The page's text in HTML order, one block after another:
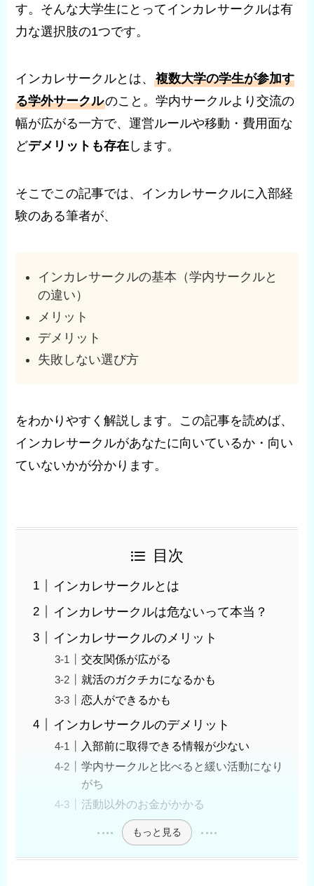
す。そんな大学生にとってインカレサークルは有
力な選択肢の1つです。
インカレサークルとは、複数大学の学生が参加す
る学外サークルのこと。学内サークルより交流の
幅が広がる一方で、運営ルールや移動・費用面な
どデメリットも存在 します。
そこでこの記事では、インカレサークルに入部経
験のある筆者が、
インカレサークルの基本（学内サークルと
の違い）
メリット
デメリット
失敗しない選び方
をわかりやすく解説します。この記事を読めば、
インカレサークルがあなたに向いているか・向い
ていないかが分かります。
目次
インカレサークルとは
インカレサークルは危ないって本当？
インカレサークルのメリット
交友関係が広がる
就活のガクチカになるかも
恋人ができるかも
インカレサークルのデメリット
入部前に取得できる情報が少ない
学内サークルと比べると緩い活動になり
がち
活動以外のお金がかかる
もっと見る